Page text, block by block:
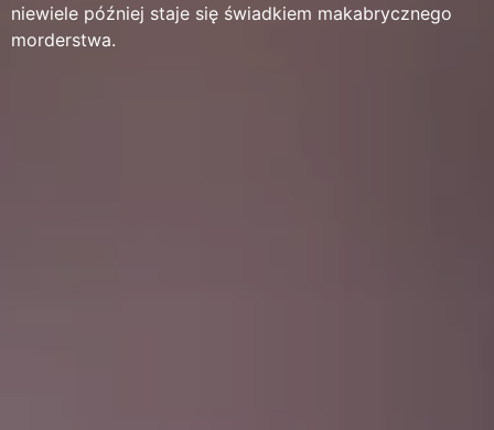
niewiele później staje się świadkiem makabrycznego
morderstwa.